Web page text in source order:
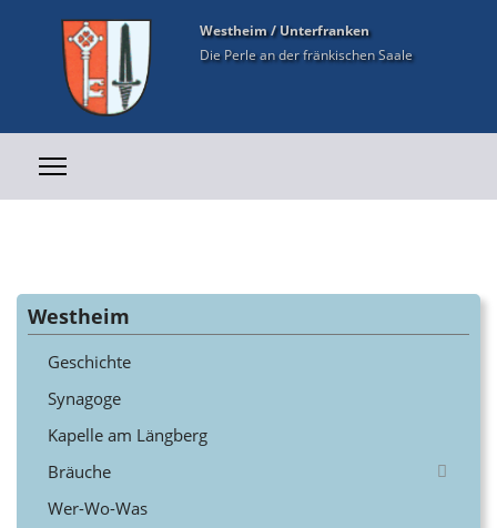
Westheim / Unterfranken
Die Perle an der fränkischen Saale
Westheim
Geschichte
Synagoge
Kapelle am Längberg
Bräuche
Wer-Wo-Was